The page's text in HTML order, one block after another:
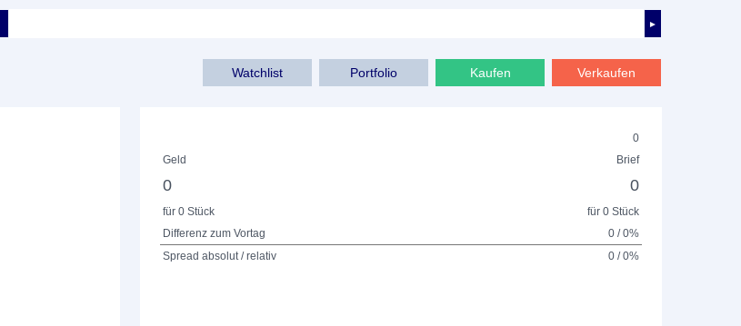
►
Verkaufen
Kaufen
Portfolio
Watchlist
0
Geld
Brief
0 0
für 0 Stück
für 0 Stück
Differenz zum Vortag
0 / 0%
Spread absolut / relativ
0 / 0%